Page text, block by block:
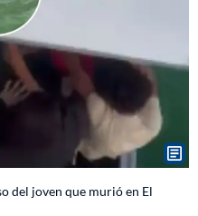
del joven que murió en El